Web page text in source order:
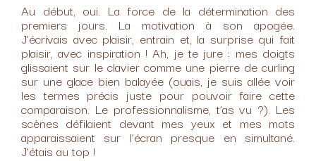
Au début, oui. La force de la détermination des
premiers jours. La motivation à son apogée.
J’écrivais avec plaisir, entrain et, la surprise qui fait
plaisir, avec inspiration ! Ah, je te jure : mes doigts
glissaient sur le clavier comme une pierre de curling
sur une glace bien balayée (ouais, je suis allée voir
les termes précis juste pour pouvoir faire cette
comparaison. Le professionnalisme, t’as vu ?). Les
scènes défilaient devant mes yeux et mes mots
apparaissaient sur l’écran presque en simultané.
J’étais au top !